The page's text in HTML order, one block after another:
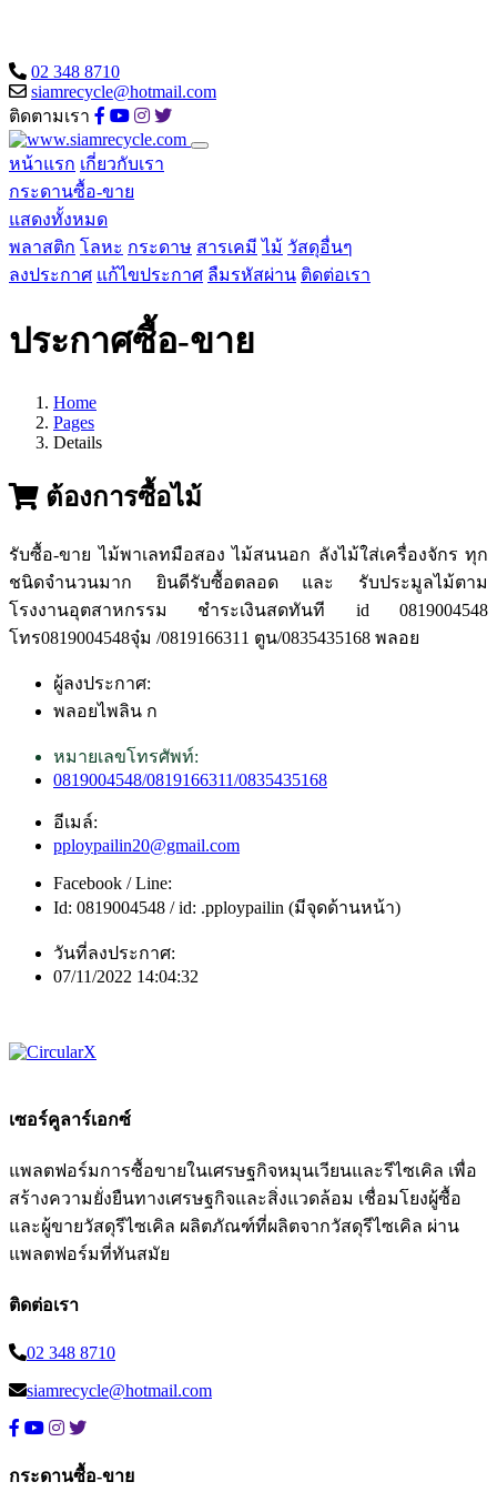
02 348 8710
siamrecycle@hotmail.com
ติดตามเรา
หน้าแรก เกี่ยวกับเรา
กระดานซื้อ-ขาย
แสดงทั้งหมด
พลาสติก โลหะ กระดาษ สารเคมี ไม้ วัสดุอื่นๆ
ลงประกาศ แก้ไขประกาศ ลืมรหัสผ่าน ติดต่อเรา
ประกาศซื้อ-ขาย
Home
Pages
Details
ต้องการซื้อไม้
รับซื้อ-ขาย ไม้พาเลทมือสอง ไม้สนนอก ลังไม้ใส่เครื่องจักร ทุก
ชนิดจำนวนมาก ยินดีรับซื้อตลอด และ รับประมูลไม้ตาม
โรงงานอุตสาหกรรม ชำระเงินสดทันที id 0819004548
โทร0819004548จุ๋ม /0819166311 ตูน/0835435168 พลอย
ผู้ลงประกาศ:
พลอยไพลิน ก
หมายเลขโทรศัพท์:
0819004548/0819166311/0835435168
อีเมล์:
pploypailin20@gmail.com
Facebook / Line:
Id: 0819004548 / id: .pploypailin (มีจุดด้านหน้า)
วันที่ลงประกาศ:
07/11/2022 14:04:32
เซอร์คูลาร์เอกซ์
แพลตฟอร์มการซื้อขายในเศรษฐกิจหมุนเวียนและรีไซเคิล เพื่อ
สร้างความยั่งยืนทางเศรษฐกิจและสิ่งแวดล้อม เชื่อมโยงผู้ซื้อ
และผู้ขายวัสดุรีไซเคิล ผลิตภัณฑ์ที่ผลิตจากวัสดุรีไซเคิล ผ่าน
แพลตฟอร์มที่ทันสมัย
ติดต่อเรา
02 348 8710
siamrecycle@hotmail.com
กระดานซื้อ-ขาย